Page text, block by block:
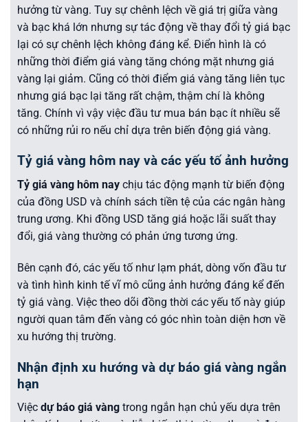
hưởng từ vàng. Tuy sự chênh lệch về giá trị giữa vàng
và bạc khá lớn nhưng sự tác động về thay đổi tỷ giá bạc
lại có sự chênh lệch không đáng kể. Điển hình là có
những thời điểm giá vàng tăng chóng mặt nhưng giá
vàng lại giảm. Cũng có thời điểm giá vàng tăng liên tục
nhưng giá bạc lại tăng rất chậm, thậm chí là không
tăng. Chính vì vậy việc đầu tư mua bán bạc ít nhiều sẽ
có những rủi ro nếu chỉ dựa trên biến động giá vàng.
Tỷ giá vàng hôm nay và các yếu tố ảnh hưởng
Tỷ giá vàng hôm nay chịu tác động mạnh từ biến động
của đồng USD và chính sách tiền tệ của các ngân hàng
trung ương. Khi đồng USD tăng giá hoặc lãi suất thay
đổi, giá vàng thường có phản ứng tương ứng.
Bên cạnh đó, các yếu tố như lạm phát, dòng vốn đầu tư
và tình hình kinh tế vĩ mô cũng ảnh hưởng đáng kể đến
tỷ giá vàng. Việc theo dõi đồng thời các yếu tố này giúp
người quan tâm đến vàng có góc nhìn toàn diện hơn về
xu hướng thị trường.
Nhận định xu hướng và dự báo giá vàng ngắn
hạn
Việc dự báo giá vàng trong ngắn hạn chủ yếu dựa trên